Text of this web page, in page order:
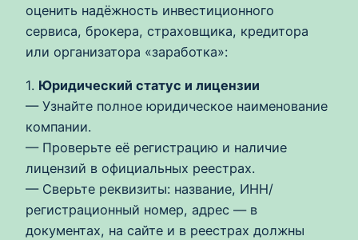
оценить надёжность инвестиционного
сервиса, брокера, страховщика, кредитора
или организатора «заработка»:
1. Юридический статус и лицензии
— Узнайте полное юридическое наименование
компании.
— Проверьте её регистрацию и наличие
лицензий в официальных реестрах.
— Сверьте реквизиты: название, ИНН/
регистрационный номер, адрес — в
документах, на сайте и в реестрах должны